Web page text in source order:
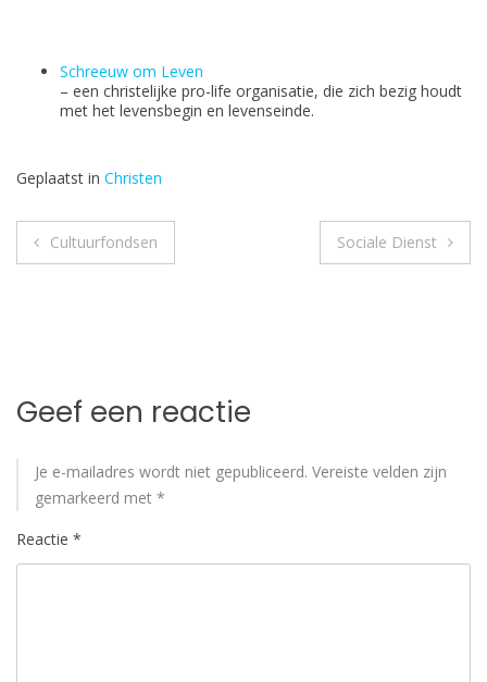
Schreeuw om Leven
– een christelijke pro-life organisatie, die zich bezig houdt
met het levensbegin en levenseinde.
Geplaatst in Christen
Bericht
Cultuurfondsen Sociale Dienst
Geef een reactie
Je e-mailadres wordt niet gepubliceerd. Vereiste velden zijn
gemarkeerd met *
Reactie *